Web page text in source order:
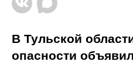
В Тульской
опасности